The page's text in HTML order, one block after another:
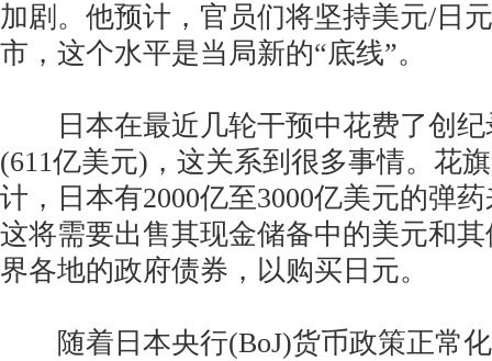
加剧。他预计，官员们将坚持美元/日
市，这个水平是当局新的“底线”。
日本在最近几轮干预中花费了创纪
(611亿美元)，这关系到很多事情。花
计，日本有2000亿至3000亿美元的弹
这将需要出售其现金储备中的美元和
界各地的政府债券，以购买日元。
随着日本央行(BoJ)货币政策正常化